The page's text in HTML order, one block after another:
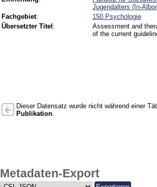
Jugendalters (In-
Fachgebiet:
150 Psychologie
Übersetzter Titel :
Assessment and
of the current
Dieser Datensatz wurde nicht während einer
Publikation
Metadaten-Export